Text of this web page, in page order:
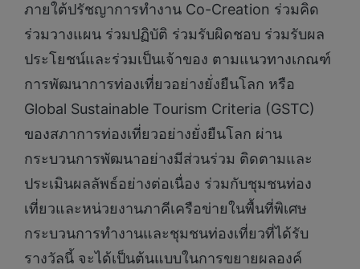
ภายใต้ปรัชญาการทำงาน Co-Creation ร่วมคิด
ร่วมวางแผน ร่วมปฏิบัติ ร่วมรับผิดชอบ ร่วมรับผล
ประโยชน์และร่วมเป็นเจ้าของ ตามแนวทางเกณฑ์
การพัฒนาการท่องเที่ยวอย่างยั่งยืนโลก หรือ
Global Sustainable Tourism Criteria (GSTC)
ของสภาการท่องเที่ยวอย่างยั่งยืนโลก ผ่าน
กระบวนการพัฒนาอย่างมีส่วนร่วม ติดตามและ
ประเมินผลลัพธ์อย่างต่อเนื่อง ร่วมกับชุมชนท่อง
เที่ยวและหน่วยงานภาคีเครือข่ายในพื้นที่พิเศษ
กระบวนการทำงานและชุมชนท่องเที่ยวที่ได้รับ
รางวัลนี้ จะได้เป็นต้นแบบในการขยายผลองค์